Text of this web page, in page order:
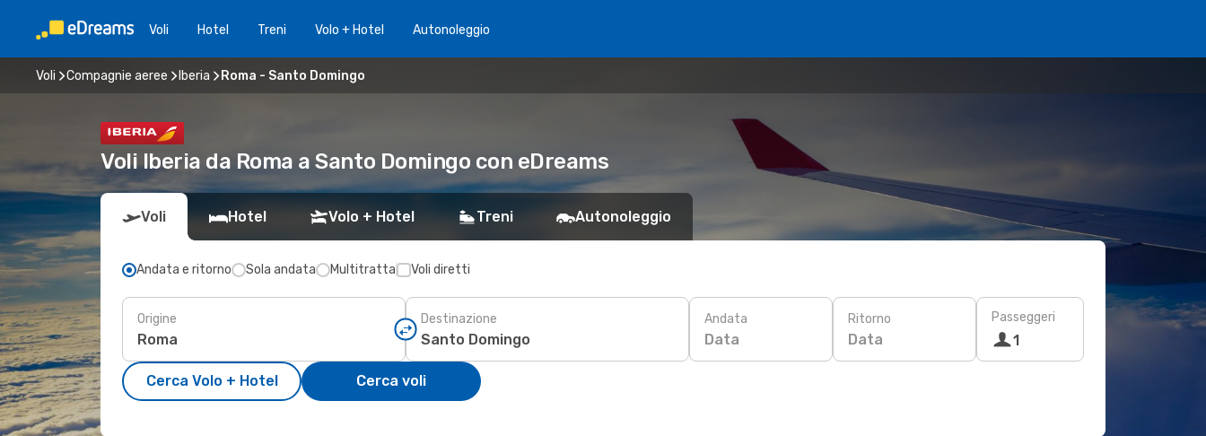
Voli Hotel Treni Volo + Hotel Autonoleggio
Voli Compagnie aeree Iberia Roma - Santo Domingo
Voli Iberia da Roma a Santo Domingo con eDreams
Voli Hotel Volo + Hotel Treni Autonoleggio
Andata e ritorno Sola andata Multitratta Voli diretti
Origine Destinazione Andata
Data
Ritorno
Data
Passeggeri
1
Cerca Volo + Hotel Cerca voli